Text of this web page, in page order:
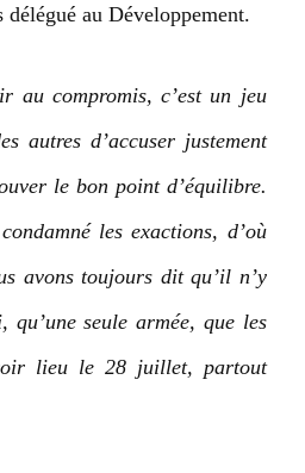
au Développement.
au compromis, c’est un jeu
autres d’accuser justement
le bon point d’équilibre.
les exactions, d’où
avons toujours dit qu’il n’y
qu’une seule armée, que les
lieu le 28 juillet, partout